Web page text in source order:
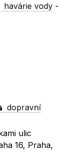
havárie vody -
dopravní
ulic
16, Praha,